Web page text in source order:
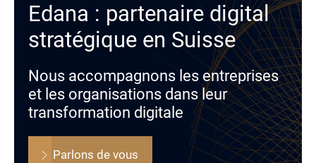
Edana : partenaire digital
stratégique en Suisse
Nous accompagnons les entreprises
et les organisations dans leur
transformation digitale
Parlons de vous